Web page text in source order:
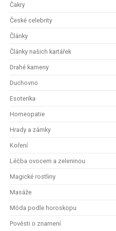
Čakry
České celebrity
Články
Články našich kartářek
Drahé kameny
Duchovno
Esoterika
Homeopatie
Hrady a zámky
Koření
Léčba ovocem a zeleninou
Magické rostliny
Masáže
Móda podle horoskopu
Pověsti o znamení